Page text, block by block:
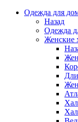
Одежда для
Назад
Одежда
Женские